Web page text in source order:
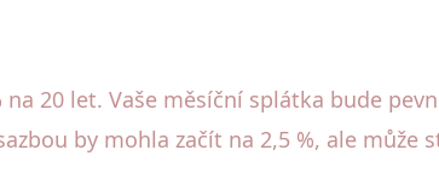
20 let. Vaše měsíční splátka bude
by mohla začít na 2,5 %, ale může